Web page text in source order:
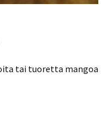
tai tuoretta mangoa